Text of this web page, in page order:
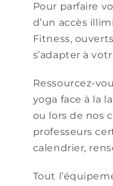
Pour parfaire
d’un accès
Fitness,
s’adapter à
Ressourcez-
yoga face à la
ou lors de nos
professeurs
calendrier,
Tout